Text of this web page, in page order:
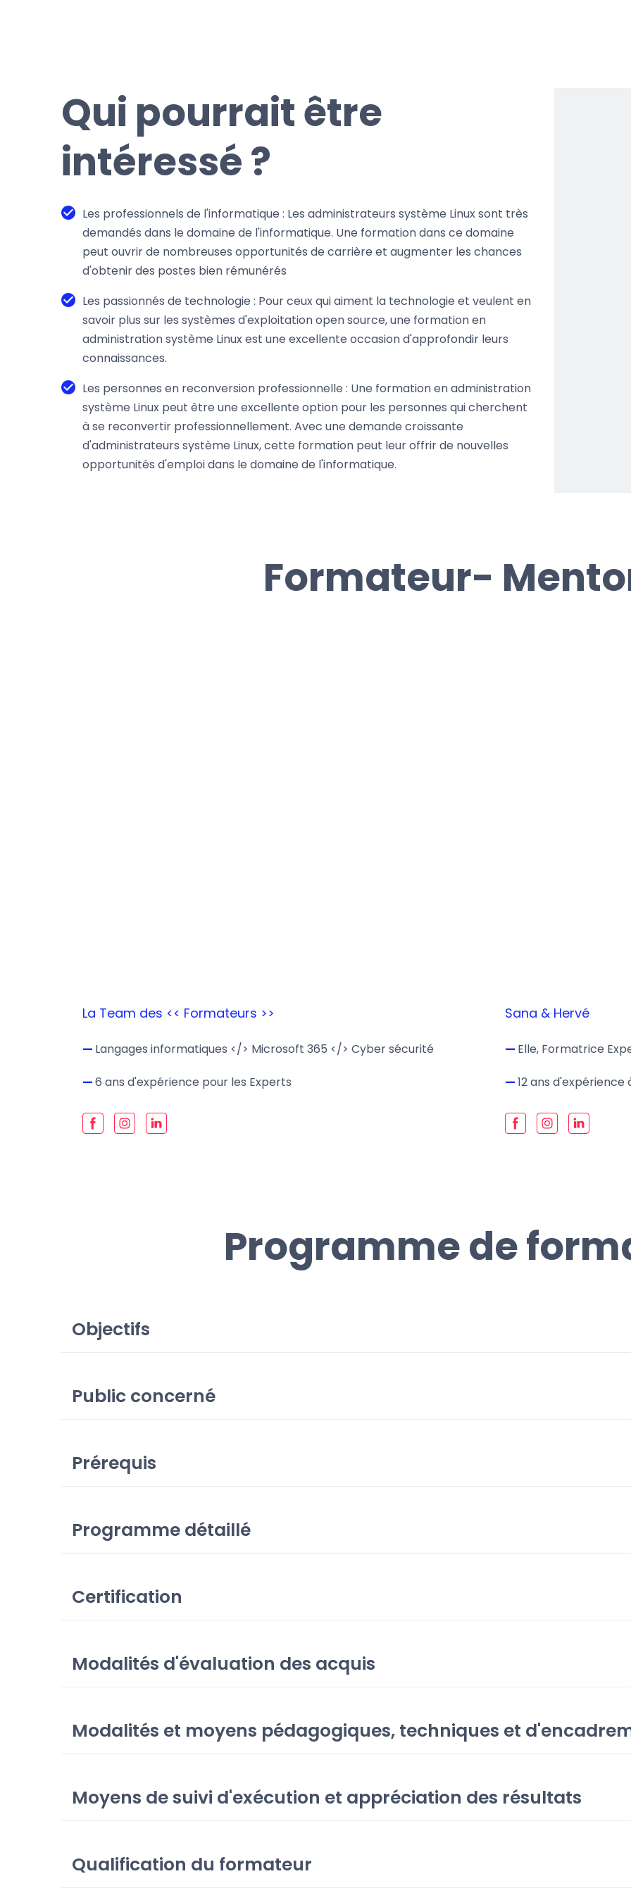
Qui pourrait être
intéressé ?
Les professionnels de l'informatique : Les administrateurs système Linux sont très
demandés dans le domaine de l'informatique. Une formation dans ce domaine
peut ouvrir de nombreuses opportunités de carrière et augmenter les chances
d'obtenir des postes bien rémunérés
Les passionnés de technologie : Pour ceux qui aiment la technologie et veulent en
savoir plus sur les systèmes d'exploitation open source, une formation en
administration système Linux est une excellente occasion d'approfondir leurs
connaissances.
Les personnes en reconversion professionnelle : Une formation en administration
système Linux peut être une excellente option pour les personnes qui cherchent
à se reconvertir professionnellement. Avec une demande croissante
d'administrateurs système Linux, cette formation peut leur offrir de nouvelles
opportunités d'emploi dans le domaine de l'informatique.
Formateur-
La Team des << Formateurs >>
— Langages informatiques </> Microsoft 365 </> Cyber sécurité
—6 ans d'expérience pour les Experts
Sana & Hervé
— Elle, Formatrice
—12 ans d'expérience
Programme de
Objectifs
Public concerné
Prérequis
Programme détaillé
Certification
Modalités d'évaluation des acquis
Modalités et moyens pédagogiques, techniques et
Moyens de suivi d'exécution et appréciation des résultats
Qualification du formateur